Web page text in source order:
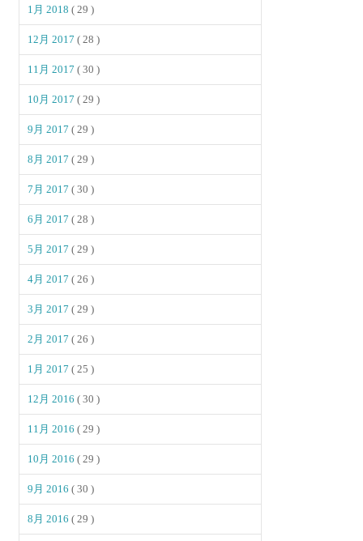
1月 2018( 29 )
12月 2017( 28 )
11月 2017( 30 )
10月 2017( 29 )
9月 2017( 29 )
8月 2017( 29 )
7月 2017( 30 )
6月 2017( 28 )
5月 2017( 29 )
4月 2017( 26 )
3月 2017( 29 )
2月 2017( 26 )
1月 2017( 25 )
12月 2016( 30 )
11月 2016( 29 )
10月 2016( 29 )
9月 2016( 30 )
8月 2016( 29 )